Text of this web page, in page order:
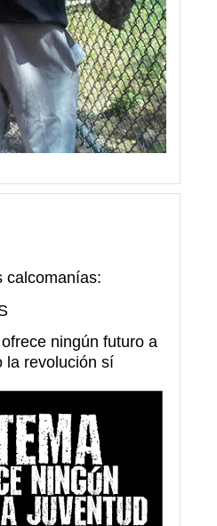
calcomanías:
ningún futuro a
la revolución sí